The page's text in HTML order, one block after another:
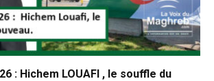
: Hichem LOUAFI , le souffle du